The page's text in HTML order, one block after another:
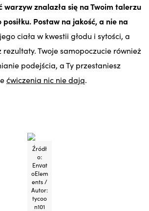
warzyw znalazła się na Twoim talerzu
Postaw na jakość, a nie na
ciała w kwestii głodu i sytości, a
rezultaty. Twoje samopoczucie również
podejścia, a Ty przestaniesz
ćwiczenia nic nie dają.
Źródł
o:
Envat
oElem
ents /
Autor:
tycoo
n101